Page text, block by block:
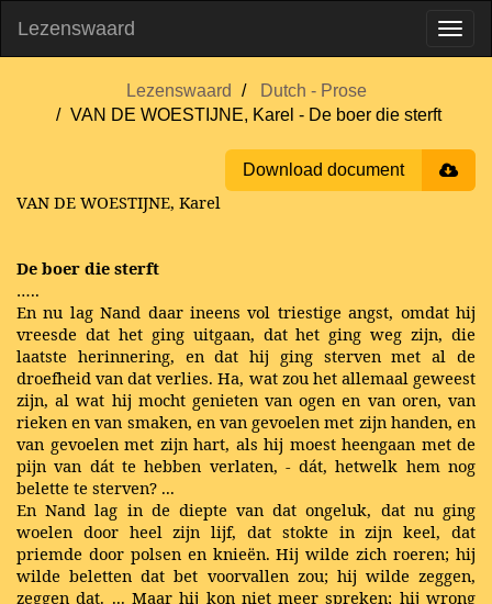
Lezenswaard
Lezenswaard
Dutch - Prose
VAN DE WOESTIJNE, Karel - De boer die sterft
Download document
VAN DE WOESTIJNE, Karel
De boer die sterft
…..
En nu lag Nand daar ineens vol triestige angst, omdat hij
vreesde dat het ging uitgaan, dat het ging weg zijn, die
laatste herinnering, en dat hij ging sterven met al de
droefheid van dat verlies. Ha, wat zou het allemaal geweest
zijn, al wat hij mocht genieten van ogen en van oren, van
rieken en van smaken, en van gevoelen met zijn handen, en
van gevoelen met zijn hart, als hij moest heengaan met de
pijn van dát te hebben verlaten, - dát, hetwelk hem nog
belette te sterven? ...
En Nand lag in de diepte van dat ongeluk, dat nu ging
woelen door heel zijn lijf, dat stokte in zijn keel, dat
priemde door polsen en knieën. Hij wilde zich roeren; hij
wilde beletten dat bet voorvallen zou; hij wilde zeggen,
zeggen dat. ... Maar hij kon niet meer spreken; hij wrong